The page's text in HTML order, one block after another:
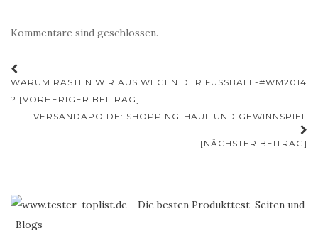
Kommentare sind geschlossen.
Beitrags-
Navigation
WARUM RASTEN WIR AUS WEGEN DER FUSSBALL-#WM2014 ?
[VORHERIGER BEITRAG]
VERSANDAPO.DE: SHOPPING-HAUL UND GEWINNSPIEL
[NÄCHSTER BEITRAG]